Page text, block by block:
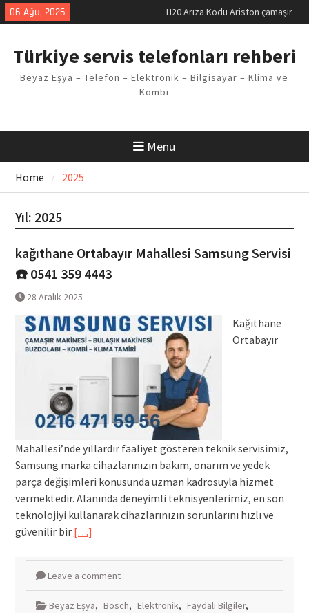
Skip
to
06 Ağu, 2026
LG kombi E2 Arızası Çözümü
Arçelik buzdolabı F5 Hatası
Vaillant çamaşır makinesi E03
Ferroli klima E3 Arızası Çözümü
H20 Arıza Kodu Ariston çamaşır
Türkiye servis telefonları rehberi
Beyaz Eşya – Telefon – Elektronik – Bilgisayar – Klima ve
Kombi
Menu
Home 2025
Yıl: 2025
kağıthane Ortabayır Mahallesi Samsung Servisi
☎️ 0541 359 4443
28 Aralık 2025
Kağıthane
Ortabayır
Mahallesi’nde yıllardır faaliyet gösteren teknik servisimiz,
Samsung marka cihazlarınızın bakım, onarım ve yedek
parça değişimleri konusunda uzman kadrosuyla hizmet
vermektedir. Alanında deneyimli teknisyenlerimiz, en son
teknolojiyi kullanarak cihazlarınızın sorunlarını hızlı ve
güvenilir bir […]
Leave a comment
Beyaz Eşya, Bosch, Elektronik, Faydalı Bilgiler,